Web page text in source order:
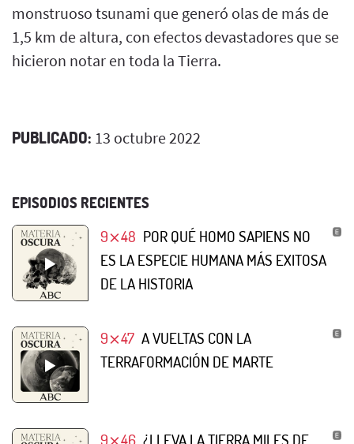
monstruoso tsunami que generó olas de más de
1,5 km de altura, con efectos devastadores que se
hicieron notar en toda la Tierra.
PUBLICADO: 13 octubre 2022
EPISODIOS RECIENTES
9⨯48 POR QUÉ HOMO SAPIENS NO
ES LA ESPECIE HUMANA MÁS EXITOSA
DE LA HISTORIA
9⨯47 A VUELTAS CON LA
TERRAFORMACIÓN DE MARTE
9⨯46 ¿LLEVA LA TIERRA MILES DE